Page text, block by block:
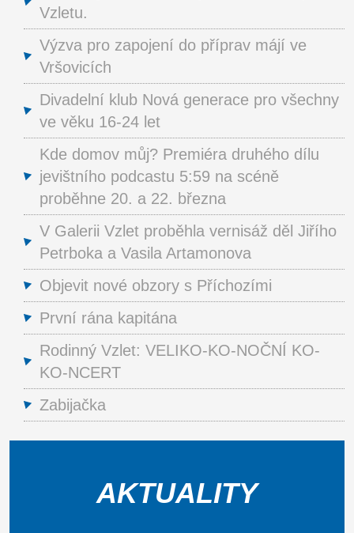
Vzletu.
Výzva pro zapojení do příprav májí ve
Vršovicích
Divadelní klub Nová generace pro všechny
ve věku 16-24 let
Kde domov můj? Premiéra druhého dílu
jevištního podcastu 5:59 na scéně
proběhne 20. a 22. března
V Galerii Vzlet proběhla vernisáž děl Jiřího
Petrboka a Vasila Artamonova
Objevit nové obzory s Příchozími
První rána kapitána
Rodinný Vzlet: VELIKO-KO-NOČNÍ KO-
KO-NCERT
Zabijačka
AKTUALITY